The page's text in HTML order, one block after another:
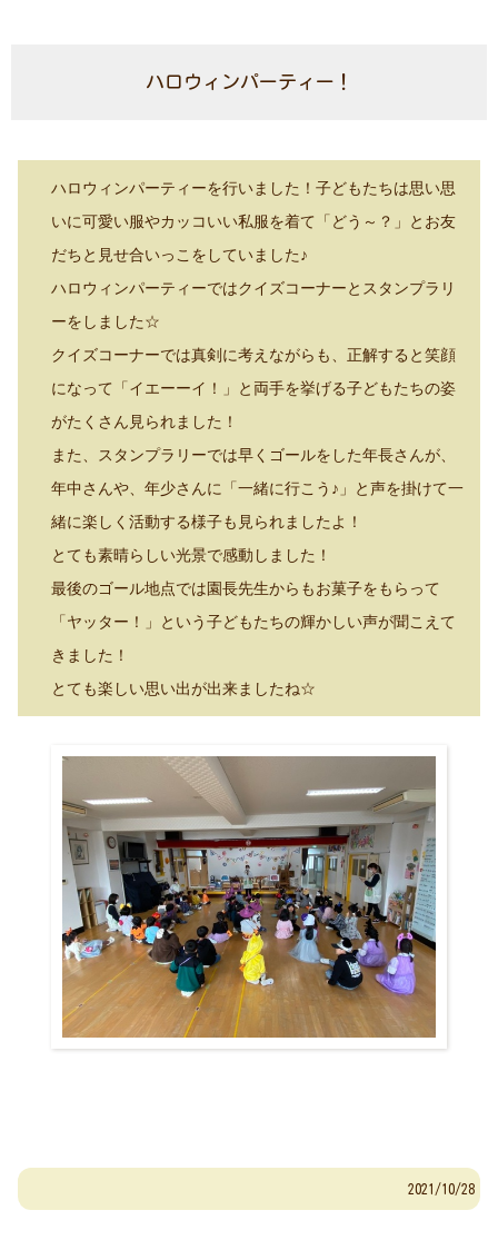
ハロウィンパーティー！
ハロウィンパーティーを行いました！子どもたちは思い思
いに可愛い服やカッコいい私服を着て「どう～？」とお友
だちと見せ合いっこをしていました♪
ハロウィンパーティーではクイズコーナーとスタンプラリ
ーをしました☆
クイズコーナーでは真剣に考えながらも、正解すると笑顔
になって「イエーーイ！」と両手を挙げる子どもたちの姿
がたくさん見られました！
また、スタンプラリーでは早くゴールをした年長さんが、
年中さんや、年少さんに「一緒に行こう♪」と声を掛けて一
緒に楽しく活動する様子も見られましたよ！
とても素晴らしい光景で感動しました！
最後のゴール地点では園長先生からもお菓子をもらって
「ヤッター！」という子どもたちの輝かしい声が聞こえて
きました！
とても楽しい思い出が出来ましたね☆
2021/10/28